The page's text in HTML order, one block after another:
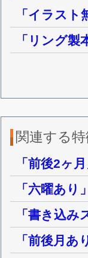
「イラスト
「リング製
関連する特
「前後2ヶ
「六曜あり
「書き込み
「前後月あ